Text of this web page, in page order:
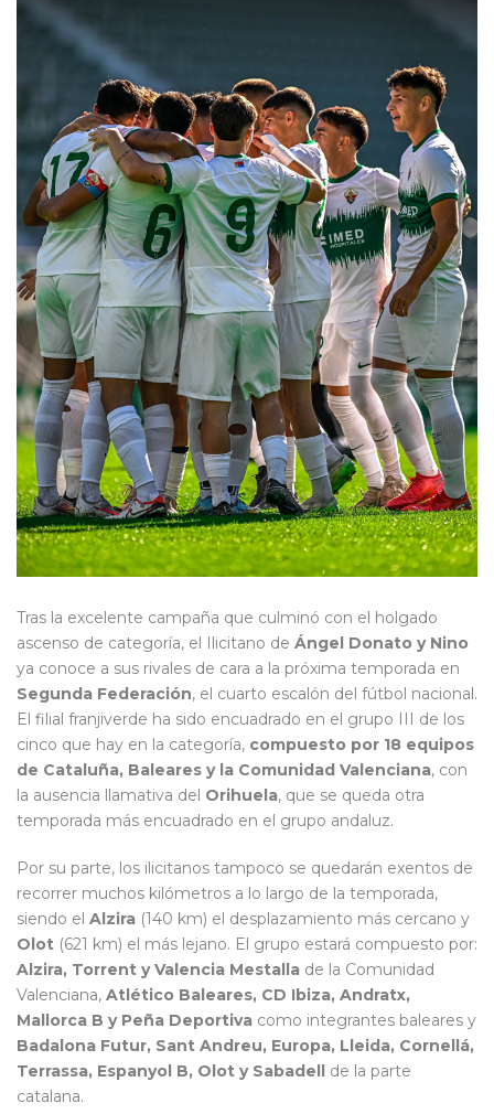
Tras la excelente campaña que culminó con el holgado
ascenso de categoría, el Ilicitano de Ángel Donato y Nino
ya conoce a sus rivales de cara a la próxima temporada en
Segunda Federación, el cuarto escalón del fútbol nacional.
El filial franjiverde ha sido encuadrado en el grupo III de los
cinco que hay en la categoría, compuesto por 18 equipos
de Cataluña, Baleares y la Comunidad Valenciana, con
la ausencia llamativa del Orihuela, que se queda otra
temporada más encuadrado en el grupo andaluz.
Por su parte, los ilicitanos tampoco se quedarán exentos de
recorrer muchos kilómetros a lo largo de la temporada,
siendo el Alzira (140 km) el desplazamiento más cercano y
Olot (621 km) el más lejano. El grupo estará compuesto por:
Alzira, Torrent y Valencia Mestalla de la Comunidad
Valenciana, Atlético Baleares, CD Ibiza, Andratx,
Mallorca B y Peña Deportiva como integrantes baleares y
Badalona Futur, Sant Andreu, Europa, Lleida, Cornellá,
Terrassa, Espanyol B, Olot y Sabadell de la parte
catalana.